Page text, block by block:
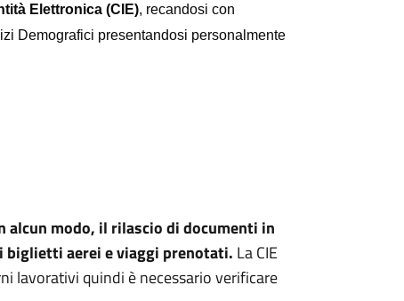
Elettronica (CIE), recandosi con
Demografici presentandosi personalmente
alcun modo, il rilascio di documenti in
biglietti aerei e viaggi prenotati. La CIE
lavorativi quindi è necessario verificare